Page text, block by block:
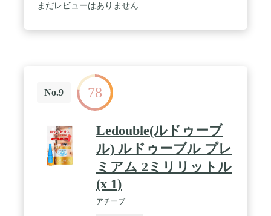
まだレビューはありません
No.9 78
Ledouble(ルドゥーブ
ル) ルドゥーブル プレ
ミアム 2ミリリットル
(x 1)
アチーブ